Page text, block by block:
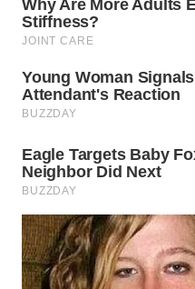
SERDANG
TEBING
TINGGI
WN
PAKPAK
WN
KARAWANG
WN